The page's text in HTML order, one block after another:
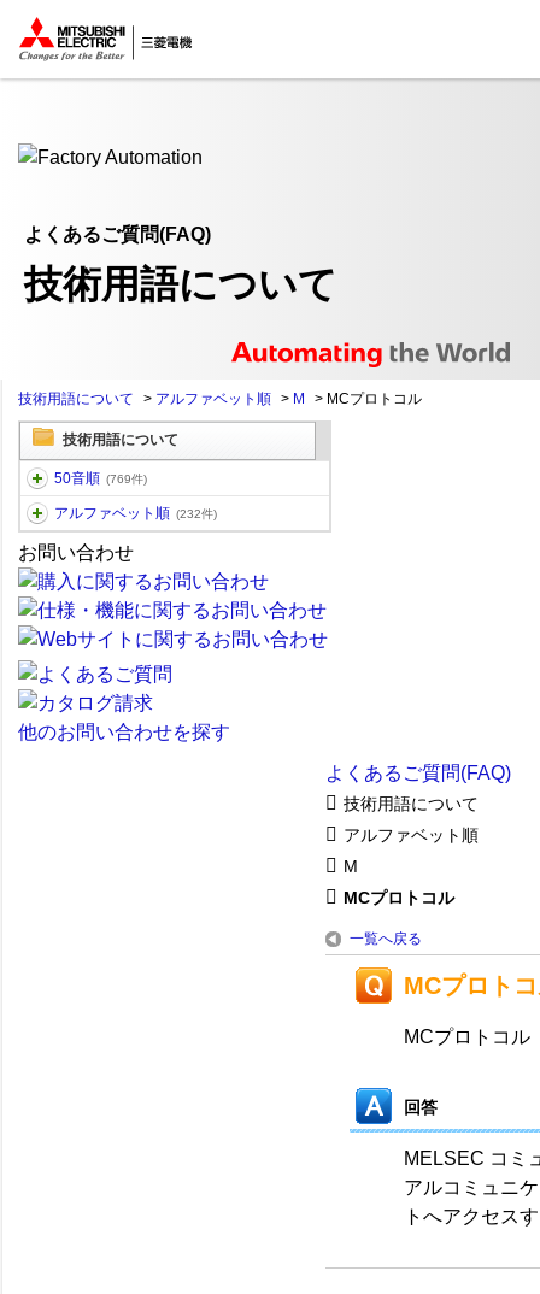
ここから本文
よくあるご質問(FAQ)
技術用語について
技術用語について > アルファベット順 > M > MCプロトコル
技術用語について
50音順 (769件)
アルファベット順 (232件)
お問い合わせ
他のお問い合わせを探す
よくあるご質問(FAQ)
技術用語について
アルファベット順
M
MCプロトコル
一覧へ戻る
MCプロト
MCプロトコル
回答
MELSEC コミ
アルコミュニ
トへアクセス